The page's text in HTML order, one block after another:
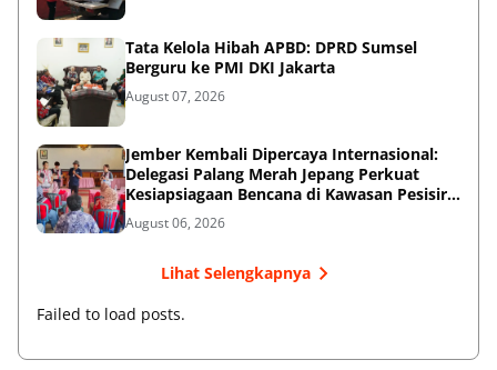
Tata Kelola Hibah APBD: DPRD Sumsel
Berguru ke PMI DKI Jakarta
August 07, 2026
Jember Kembali Dipercaya Internasional:
Delegasi Palang Merah Jepang Perkuat
Kesiapsiagaan Bencana di Kawasan Pesisir
dan Sekolah
August 06, 2026
Lihat Selengkapnya
Failed to load posts.